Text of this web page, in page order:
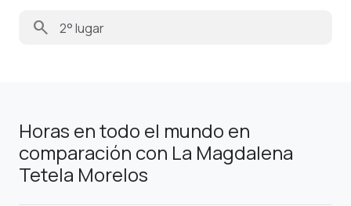
search
Horas en todo el mundo en
comparación con La Magdalena
Tetela Morelos